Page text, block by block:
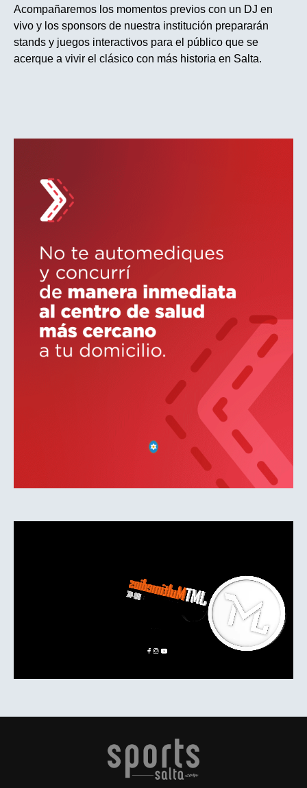
Acompañaremos los momentos previos con un DJ en
vivo y los sponsors de nuestra institución prepararán
stands y juegos interactivos para el público que se
acerque a vivir el clásico con más historia en Salta.